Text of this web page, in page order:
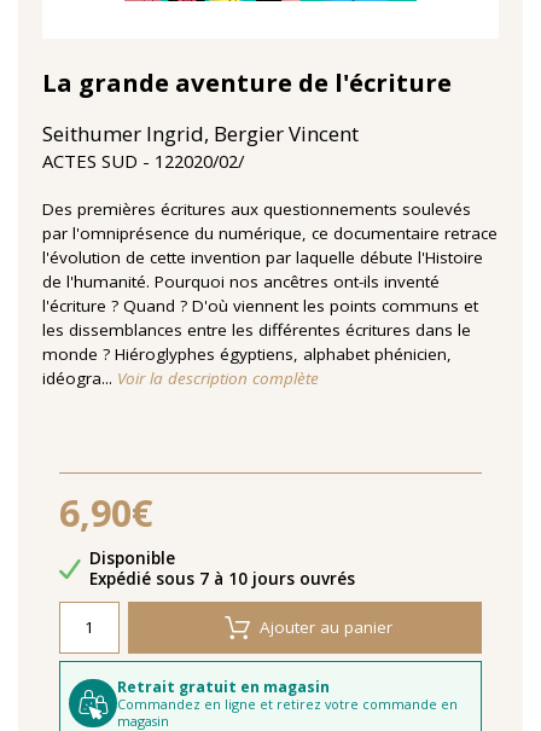
La grande aventure de l'écriture
Seithumer Ingrid, Bergier Vincent
ACTES SUD 12‏/02‏/2020
Des premières écritures aux questionnements soulevés
par l'omniprésence du numérique, ce documentaire retrace
l'évolution de cette invention par laquelle débute l'Histoire
de l'humanité. Pourquoi nos ancêtres ont-ils inventé
l'écriture ? Quand ? D'où viennent les points communs et
les dissemblances entre les différentes écritures dans le
monde ? Hiéroglyphes égyptiens, alphabet phénicien,
idéogra... Voir la description complète
6,90€
Disponibilité
Disponible
Délais de livraison
Expédié sous 7 à 10 jours ouvrés
Ajouter au panier
Retrait gratuit en magasin
Commandez en ligne et retirez votre commande en
magasin